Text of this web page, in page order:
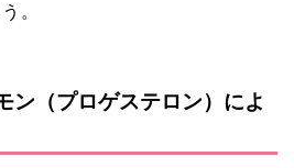
。
ン（プロゲステロン）によ